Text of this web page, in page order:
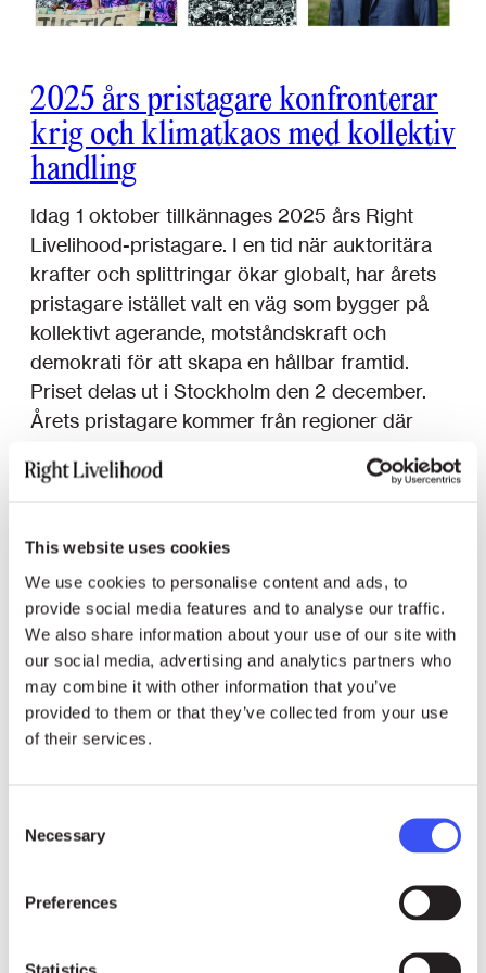
This website uses cookies
We use cookies to personalise content and ads, to
provide social media features and to analyse our traffic.
We also share information about your use of our site with
our social media, advertising and analytics partners who
may combine it with other information that you’ve
provided to them or that they’ve collected from your use
of their services.
Selection
Necessary
Preferences
Statistics
2025 års pristagare konfronterar
krig och klimatkaos med kollektiv
handling
Idag 1 oktober tillkännages 2025 års Right
Livelihood-pristagare. I en tid när auktoritära
krafter och splittringar ökar globalt, har årets
pristagare istället valt en väg som bygger på
kollektivt agerande, motståndskraft och
demokrati för att skapa en hållbar framtid.
Priset delas ut i Stockholm den 2 december.
Årets pristagare kommer från regioner där
Årets Right Livelihood-pristagare
stärker samhällen genom icke-våld
och genom att tala klarspråk till
makthavare